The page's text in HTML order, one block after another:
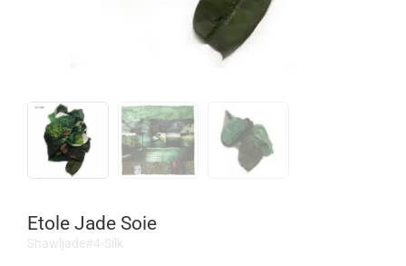
Etole Jade Soie
Shawljade#4-Silk